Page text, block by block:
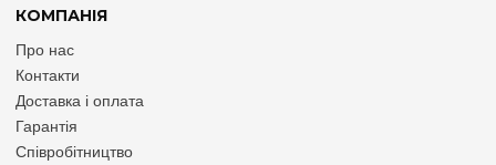
КОМПАНІЯ
Про нас
Контакти
Доставка і оплата
Гарантія
Співробітництво